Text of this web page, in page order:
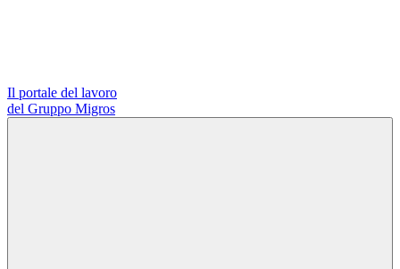
Il portale del lavoro
del Gruppo Migros